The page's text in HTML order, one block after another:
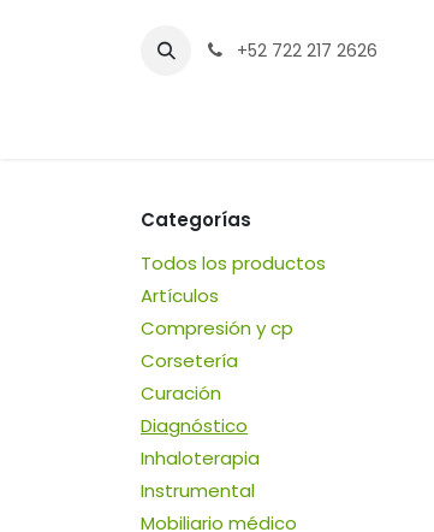
+52 722 217 2626
Categorías
Todos los productos
Artículos
Compresión y cp
Corsetería
Curación
Diagnóstico
Inhaloterapia
Instrumental
Mobiliario médico